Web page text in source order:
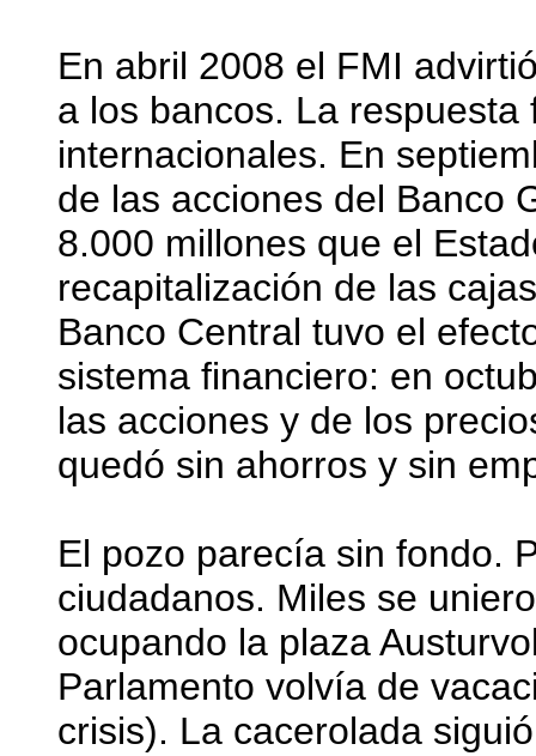
En abril 2008 el FMI
a los bancos. La
internacionales. En
de las acciones del Banco
8.000 millones que el
recapitalización de las
Banco Central tuvo el
sistema financiero: en
las acciones y de los
quedó sin ahorros y sin
El pozo parecía sin fondo.
ciudadanos. Miles se
ocupando la plaza
Parlamento volvía de
crisis). La cacerolada